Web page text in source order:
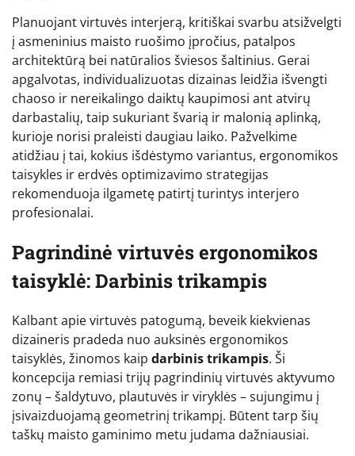
Planuojant virtuvės interjerą, kritiškai svarbu atsižvelgti
į asmeninius maisto ruošimo įpročius, patalpos
architektūrą bei natūralios šviesos šaltinius. Gerai
apgalvotas, individualizuotas dizainas leidžia išvengti
chaoso ir nereikalingo daiktų kaupimosi ant atvirų
darbastalių, taip sukuriant švarią ir malonią aplinką,
kurioje norisi praleisti daugiau laiko. Pažvelkime
atidžiau į tai, kokius išdėstymo variantus, ergonomikos
taisykles ir erdvės optimizavimo strategijas
rekomenduoja ilgametę patirtį turintys interjero
profesionalai.
Pagrindinė virtuvės ergonomikos
taisyklė: Darbinis trikampis
Kalbant apie virtuvės patogumą, beveik kiekvienas
dizaineris pradeda nuo auksinės ergonomikos
taisyklės, žinomos kaip darbinis trikampis. Ši
koncepcija remiasi trijų pagrindinių virtuvės aktyvumo
zonų – šaldytuvo, plautuvės ir viryklės – sujungimu į
įsivaizduojamą geometrinį trikampį. Būtent tarp šių
taškų maisto gaminimo metu judama dažniausiai.